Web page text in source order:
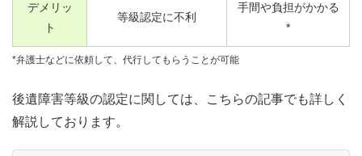
デメリッ
ト
等級認定に不利
手間や負担がかかる
*
*弁護士などに依頼して、代行してもらうことが可能
後遺障害等級の認定に関しては、こちらの記事でも詳しく
解説しております。